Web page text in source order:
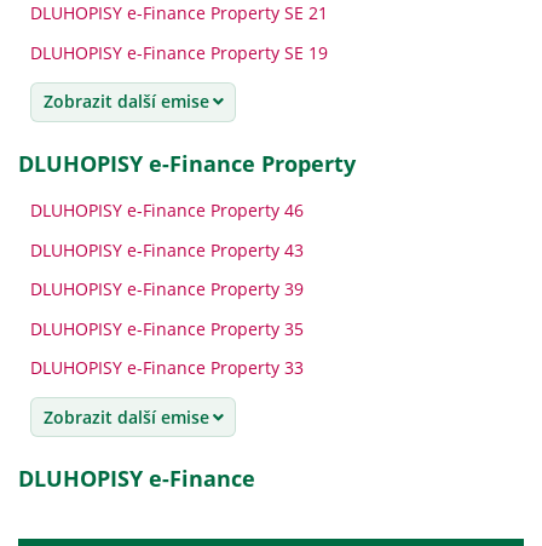
DLUHOPISY e-Finance Property SE 21
DLUHOPISY e-Finance Property SE 19
Zobrazit další emise
DLUHOPISY e-Finance Property
DLUHOPISY e-Finance Property 46
DLUHOPISY e-Finance Property 43
DLUHOPISY e-Finance Property 39
DLUHOPISY e-Finance Property 35
DLUHOPISY e-Finance Property 33
Zobrazit další emise
DLUHOPISY e-Finance